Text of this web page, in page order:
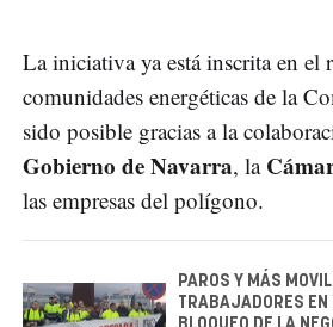
La iniciativa ya está inscrita en el
comunidades energéticas de la
sido posible gracias a la
Gobierno de Navarra, la
las empresas del polígono.
PAROS Y MÁS
TRABAJADORES